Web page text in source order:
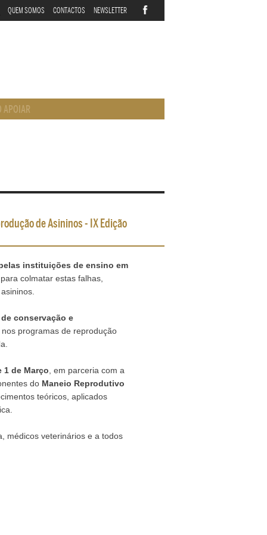
QUEM SOMOS CONTACTOS NEWSLETTER
APOIAR
de Asininos - IX Edição
instituições de ensino em
para colmatar estas falhas,
conservação e
programas de reprodução
1 de Março , em parceria com a
do Maneio Reprodutivo
teóricos, aplicados
médicos veterinários e a todos